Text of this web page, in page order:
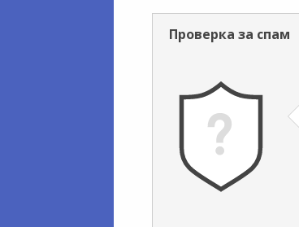
Проверка за спам